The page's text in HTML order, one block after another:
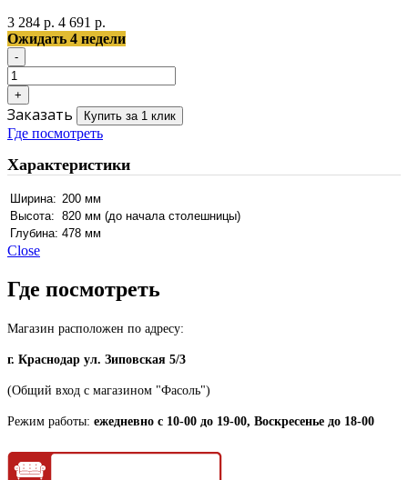
3 284 р. 4 691 р.
Ожидать 4 недели
Заказать Купить за 1 клик
Где посмотреть
Характеристики
Ширина: 200 мм
Высота: 820 мм (до начала столешницы)
Глубина: 478 мм
Close
Где посмотреть
Магазин расположен по адресу:
г. Краснодар ул. Зиповская 5/3
(Общий вход с магазином "Фасоль")
Режим работы: ежедневно с 10-00 до 19-00, Воскресенье до 18-00